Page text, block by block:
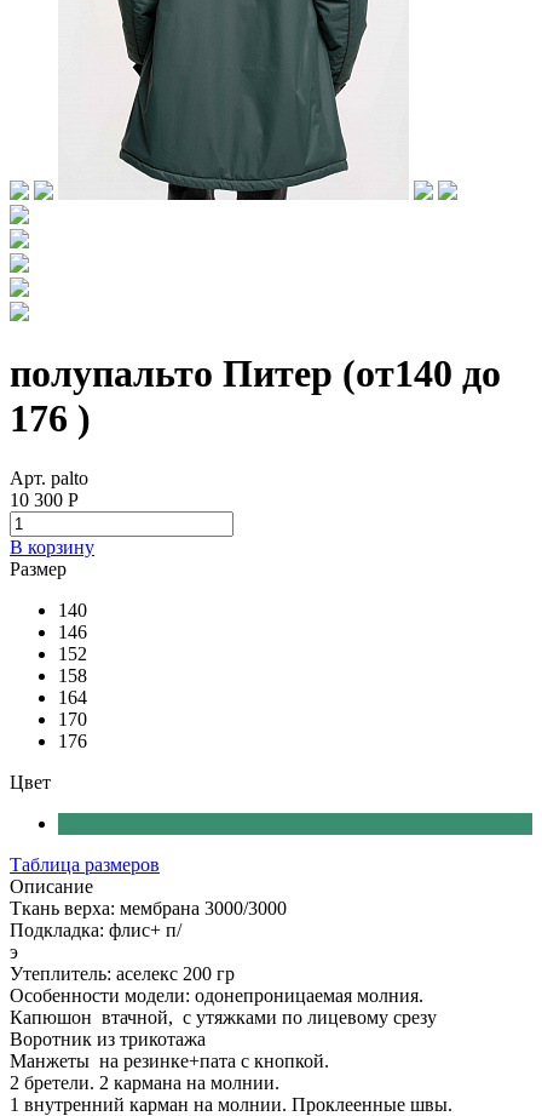
полупальто Питер (от140 до
176 )
Арт. palto
10 300 Р
В корзину
Размер
140
146
152
158
164
170
176
Цвет
Таблица размеров
Описание
Ткань верха: мембрана 3000/3000
Подкладка: флис+ п/
Утеплитель: аселекс 200 гр
Особенности модели: одонепроницаемая молния.
Капюшон втачной, с утяжками по лицевому срезу
Воротник из трикотажа
Манжеты на резинке+пата с кнопкой.
2 бретели. 2 кармана на молнии.
1 внутренний карман на молнии. Проклеенные швы.